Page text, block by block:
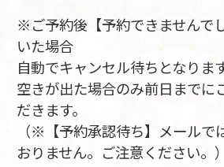
※ご予約後【予約できませんで
いた場合
自動でキャンセル待ちとなります
空きが出た場合のみ前日までに
だきます。
（※【予約承認待ち】メールで
おりません。ご注意ください。）